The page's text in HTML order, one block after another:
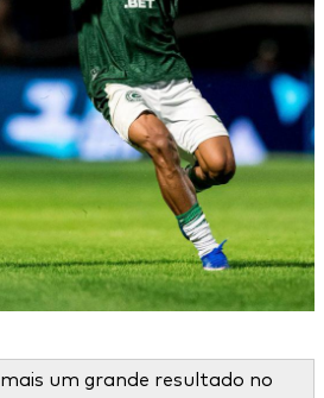
um grande resultado no